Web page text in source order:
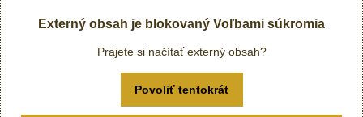
Externý obsah je blokovaný Voľbami súkromia
Prajete si načítať externý obsah?
Povoliť tentokrát